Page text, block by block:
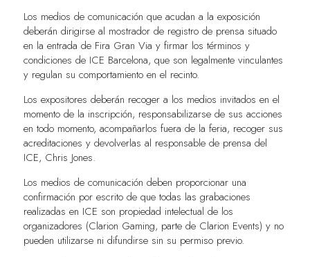
Los medios de comunicación que acudan a la exposición
deberán dirigirse al mostrador de registro de prensa situado
en la entrada de Fira Gran Via y firmar los términos y
condiciones de ICE Barcelona, que son legalmente vinculantes
y regulan su comportamiento en el recinto.
Los expositores deberán recoger a los medios invitados en el
momento de la inscripción, responsabilizarse de sus acciones
en todo momento, acompañarlos fuera de la feria, recoger sus
acreditaciones y devolverlas al responsable de prensa del
ICE, Chris Jones.
Los medios de comunicación deben proporcionar una
confirmación por escrito de que todas las grabaciones
realizadas en ICE son propiedad intelectual de los
organizadores (Clarion Gaming, parte de Clarion Events) y no
pueden utilizarse ni difundirse sin su permiso previo.